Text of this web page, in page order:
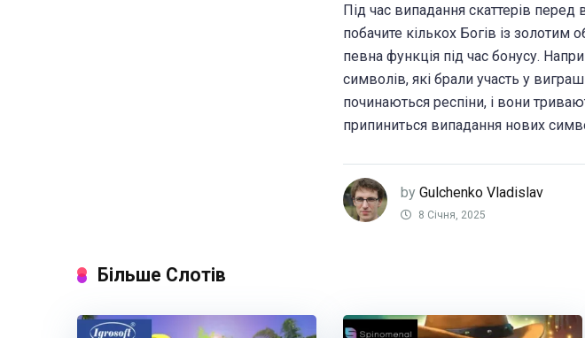
Під час випадання скаттерів перед
побачите кількох Богів із
певна функція під час бонусу.
символів, які брали участь у
починаються респіни, і вони
припиниться випадання нових
by Gulchenko Vladislav
8 Січня, 2025
Більше Слотів